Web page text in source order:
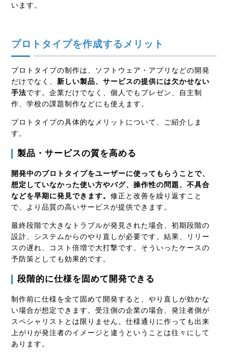
います。
プロトタイプを作成するメリット
プロトタイプの制作は、ソフトウェア・アプリなどの開発
だけでなく、 新しい製品、サービスの提供には欠かせない
手法です。企業だけでなく、個人でもプレゼン、自主制
作、学校の課題制作などにも使えます。
プロトタイプの具体的なメリットについて、ご紹介しま
す。
製品・サービスの質を高める
開発中のプロトタイプをユーザーに使ってもらうことで、
想定していなかった使い方やバグ、操作性の問題、不具合
などを早期に発見できます。修正と改善を繰り返すこと
で、より品質の高いサービスが提供できます。
最終段階で大きなトラブルが発見された場合、初期段階の
設計、システムからのやり直しが必要です。結果、リリー
スの遅れ、コスト倍増で大打撃です。そういったケースの
予防策としても効果的です。
段階的に仕様を固めて開発できる
制作前に仕様を全て固めて開発すると、やり直しが効かな
い場合が想定できます。受注側の企業の場合、発注者側が
スペシャリストとは限りません。仕様通りに作っても出来
上がりが発注者のイメージと違うということは往々にして
あります。